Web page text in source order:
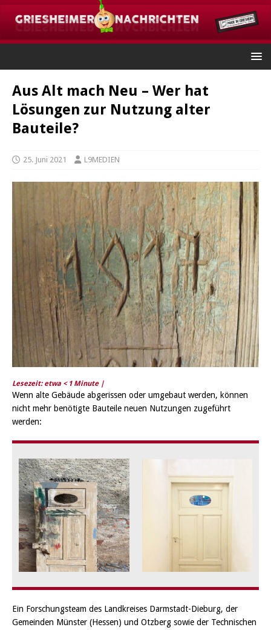
Aus Alt mach Neu – Wer hat
Lösungen zur Nutzung alter
Bauteile?
25. Juni 2021 L9MEDIEN
Lesezeit: etwa < 1 Minute |
Wenn alte Gebäude abgerissen oder umgebaut werden, können
nicht mehr benötigte Bauteile neuen Nutzungen zugeführt
werden:
Ein Forschungsteam des Landkreises Darmstadt-Dieburg, der
Gemeinden Münster (Hessen) und Otzberg sowie der Technischen